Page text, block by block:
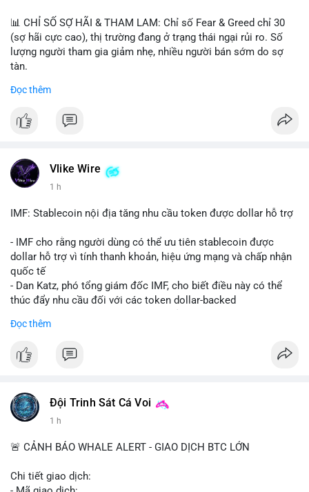
📊 CHỈ SỐ SỢ HÃI & THAM LAM: Chỉ số Fear & Greed chỉ 30
(sợ hãi cực cao), thị trường đang ở trạng thái ngại rủi ro. Số
lượng người tham gia giảm nhẹ, nhiều người bán sớm do sợ
tàn.
📈 XU HƯỚNG TÌM KIẾM & THẢO LUẬN: Biconomy (BICO),
coin được tìm kiếm nhiều nhất. Chủ đề NFT (Pudgy Penguins),
💬 DÒNG CHẢY TIN TỨC & TRUYỀN THÔNG: Bàn tán trên
Binance Square tập trung vào lệnh kẹp, dự báo NVDA và Musk
luận về Clearity Act.
💡 NHẬN ĐỊNH & KHUYẾN NGHỊ: Tâm lý ngắn hạn vẫn tiêu
cực do sợ hãi, nhưng xu hướng coin nhỏ và tin tức AI/NVIDA
có thể tạo cơ hội mua sớm. Cần theo dõi sự thay đổi trong
chính sách crypto Mỹ.
Đọc thêm
Vlike Wire
1 h
IMF: Stablecoin nội địa tăng nhu cầu token được dollar hỗ trợ
- IMF cho rằng người dùng có thể ưu tiên stablecoin được
dollar hỗ trợ vì tính thanh khoản, hiệu ứng mạng và chấp nhận
quốc tế
- Dan Katz, phó tổng giám đốc IMF, cho biết điều này có thể
thúc đẩy nhu cầu đối với các token dollar-backed
triển stablecoin nội địa
$btc $eth
📰 Nguồn: Cointelegraph
Đọc thêm
Đội Trinh Sát Cá Voi
1 h
🚨 CẢNH BÁO WHALE ALERT - GIAO DỊCH BTC LỚN
Chi tiết giao dịch: